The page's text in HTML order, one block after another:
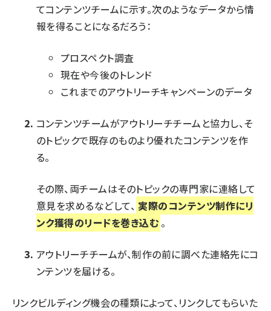
てコンテンツチームに示す。次のようなデータから情
報を得ることになるだろう：
プロスペクト調査
現在や今後のトレンド
これまでのアウトリーチキャンペーンのデータ
コンテンツチームがアウトリーチチームと協力し、そ
のトピックで既存のものより優れたコンテンツを作
る。
その際、両チームはそのトピックの専門家に連絡して
意見を求めるなどして、 実際のコンテンツ制作にリ
ンク獲得のリードを巻き込む。
アウトリーチチームが、制作の前に調べた連絡先にコ
ンテンツを届ける。
リンクビルディング機会の種類によって、リンクしてもらいた